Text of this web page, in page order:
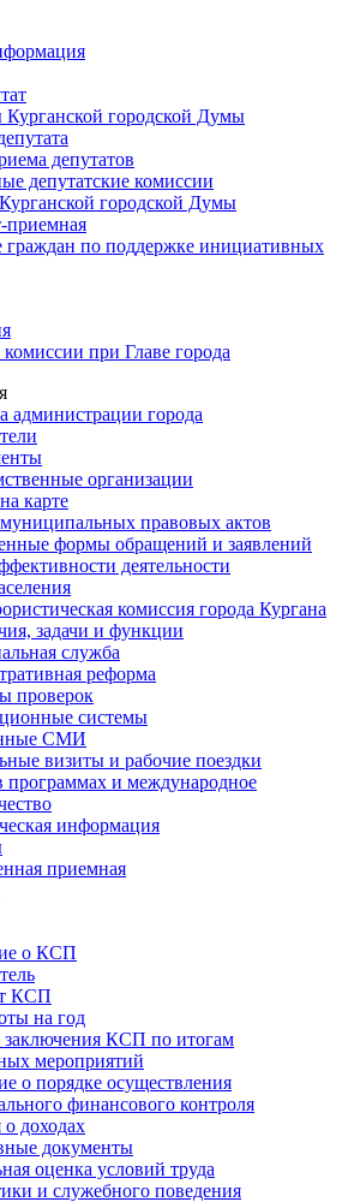
Курганской городской Думы
депутатов
депутатские комиссии
городской Думы
приемная
граждан по поддержке инициативных
при Главе города
администрации города
организации
карте
правовых актов
формы обращений и заявлений
деятельности
комиссия города Кургана
задачи и функции
служба
реформа
проверок
системы
СМИ
визиты и рабочие поездки
программах и международное
информация
приемная
о КСП
КСП
на год
КСП по итогам
мероприятий
о порядке осуществления
финансового контроля
доходах
документы
оценка условий труда
и служебного поведения